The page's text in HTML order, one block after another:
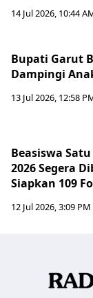
14 Jul 2026, 10:44
Bupati Garut
Dampingi
13 Jul 2026, 12:58
Beasiswa
2026 Segera
Siapkan 109
12 Jul 2026, 3:09 PM